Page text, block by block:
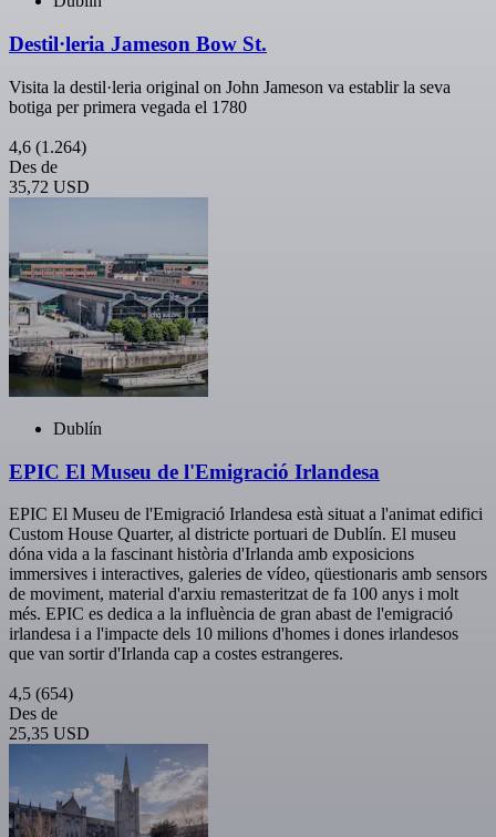
Destil·leria Jameson Bow St.
Visita la destil·leria original on John Jameson va establir la seva
botiga per primera vegada el 1780
4,6 (1.264)
Des de
35,72 USD
Dublín
EPIC El Museu de l'Emigració Irlandesa
EPIC El Museu de l'Emigració Irlandesa està situat a l'animat edifici
Custom House Quarter, al districte portuari de Dublín. El museu
dóna vida a la fascinant història d'Irlanda amb exposicions
immersives i interactives, galeries de vídeo, qüestionaris amb sensors
de moviment, material d'arxiu remasteritzat de fa 100 anys i molt
més. EPIC es dedica a la influència de gran abast de l'emigració
irlandesa i a l'impacte dels 10 milions d'homes i dones irlandesos
que van sortir d'Irlanda cap a costes estrangeres.
4,5 (654)
Des de
25,35 USD